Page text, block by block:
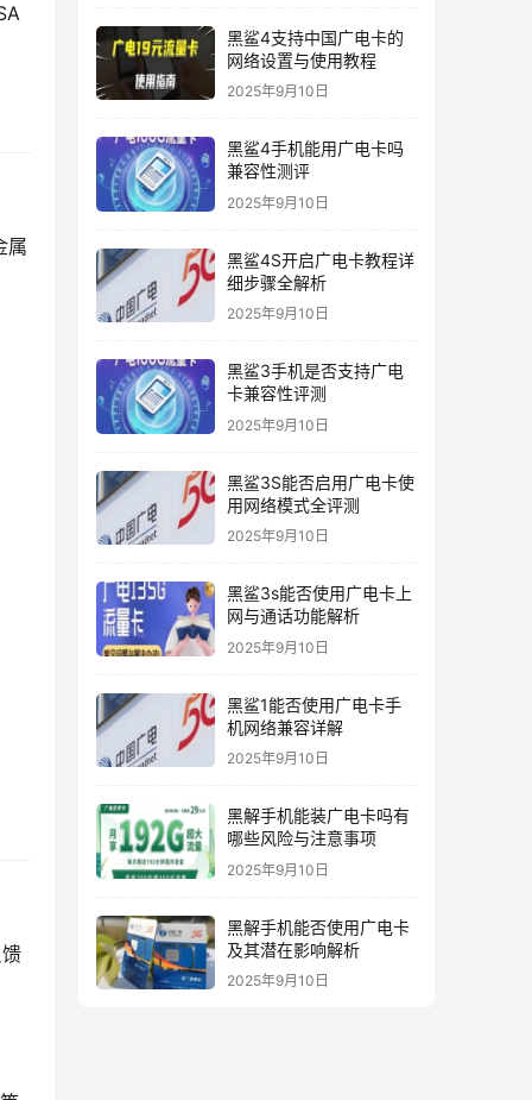
属
黑鲨4支持中国广电卡的
网络设置与使用教程
2025年9月10日
黑鲨4手机能用广电卡吗
兼容性测评
2025年9月10日
黑鲨4S开启广电卡教程详
细步骤全解析
2025年9月10日
黑鲨3手机是否支持广电
卡兼容性评测
2025年9月10日
黑鲨3S能否启用广电卡使
用网络模式全评测
2025年9月10日
黑鲨3s能否使用广电卡上
网与通话功能解析
2025年9月10日
黑鲨1能否使用广电卡手
机网络兼容详解
2025年9月10日
黑解手机能装广电卡吗有
哪些风险与注意事项
2025年9月10日
黑解手机能否使用广电卡
及其潜在影响解析
2025年9月10日